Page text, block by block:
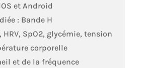
et Android
: Bande H
HRV, SpO2, glycémie, tension
corporelle
et de la fréquence